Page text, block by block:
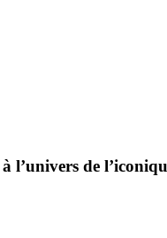
l’univers de